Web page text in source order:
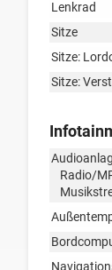
Lenkrad
Sitze
Sitze:
Sitze:
Radio/